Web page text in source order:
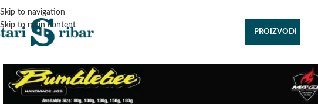
Skip to navigation
Skip to main content
PROIZVODI